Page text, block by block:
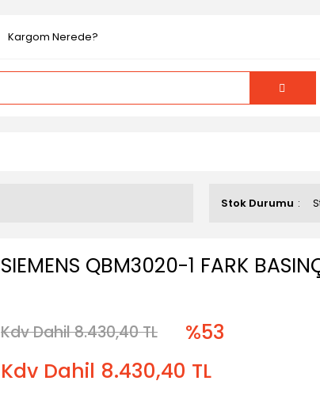
Kargom Nerede?
Stok Durumu
SIEMENS QBM3020-1 FARK
Kdv Dahil 8.430,40 TL
%53
Kdv Dahil 8.430,40 TL